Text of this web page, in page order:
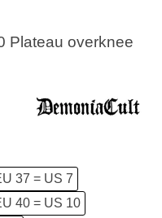
Plateau overknee
37 = US 7
40 = US 10